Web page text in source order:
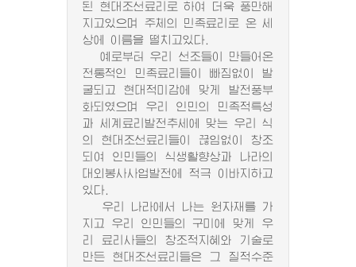
된 현대조선료리로 하여 더욱 풍만해
지고있으며 주체의 민족료리로 온 세
상에 이름을 떨치고있다.
예로부터 우리 선조들이 만들어온
전통적인 민족료리들이 빠짐없이 발
굴되고 현대적미감에 맞게 발전풍부
화되였으며 우리 인민의 민족적특성
과 세계료리발전추세에 맞는 우리 식
의 현대조선료리들이 끊임없이 창조
되여 인민들의 식생활향상과 나라의
대외봉사사업발전에 적극 이바지하고
있다.
우리 나라에서 나는 원자재를 가
지고 우리 인민들의 구미에 맞게 우
리 료리사들의 창조적지혜와 기술로
만든 현대조선료리들은 그 질적수준